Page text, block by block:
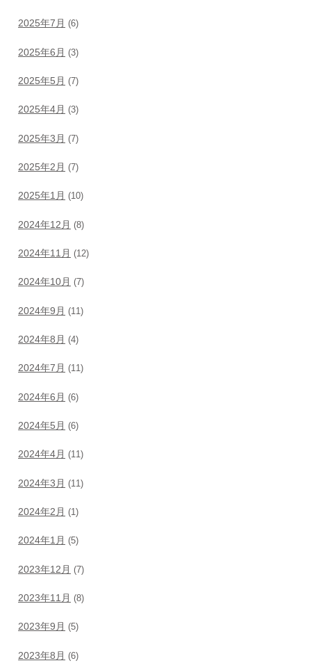
2025年7月 (6)
2025年6月 (3)
2025年5月 (7)
2025年4月 (3)
2025年3月 (7)
2025年2月 (7)
2025年1月 (10)
2024年12月 (8)
2024年11月 (12)
2024年10月 (7)
2024年9月 (11)
2024年8月 (4)
2024年7月 (11)
2024年6月 (6)
2024年5月 (6)
2024年4月 (11)
2024年3月 (11)
2024年2月 (1)
2024年1月 (5)
2023年12月 (7)
2023年11月 (8)
2023年9月 (5)
2023年8月 (6)